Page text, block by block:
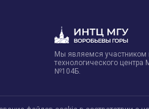
Мы являемся участником
технологического
№104Б.